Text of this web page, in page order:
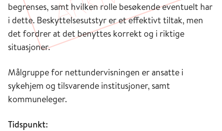
begrenses, samt hvilken rolle besøkende eventuelt har
i dette. Beskyttelsesutstyr er et effektivt tiltak, men
det fordrer at det benyttes korrekt og i riktige
situasjoner.
Målgruppe for nettundervisningen er ansatte i
sykehjem og tilsvarende institusjoner, samt
kommuneleger.
Tidspunkt: